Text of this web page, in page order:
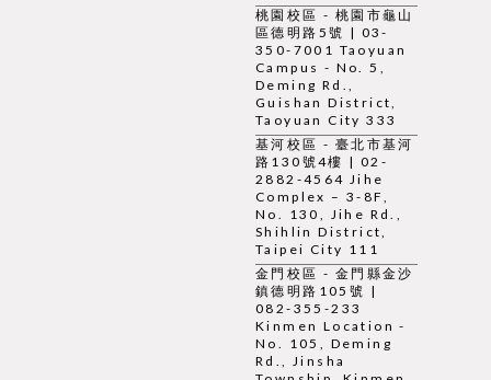
桃園校區 - 桃園市龜山
區德明路5號 | 03-
350-7001 Taoyuan
Campus - No. 5,
Deming Rd.,
Guishan District,
Taoyuan City 333
基河校區 - 臺北市基河
路130號4樓 | 02-
2882-4564 Jihe
Complex – 3-8F,
No. 130, Jihe Rd.,
Shihlin District,
Taipei City 111
金門校區 - 金門縣金沙
鎮德明路105號 |
082-355-233
Kinmen Location -
No. 105, Deming
Rd., Jinsha